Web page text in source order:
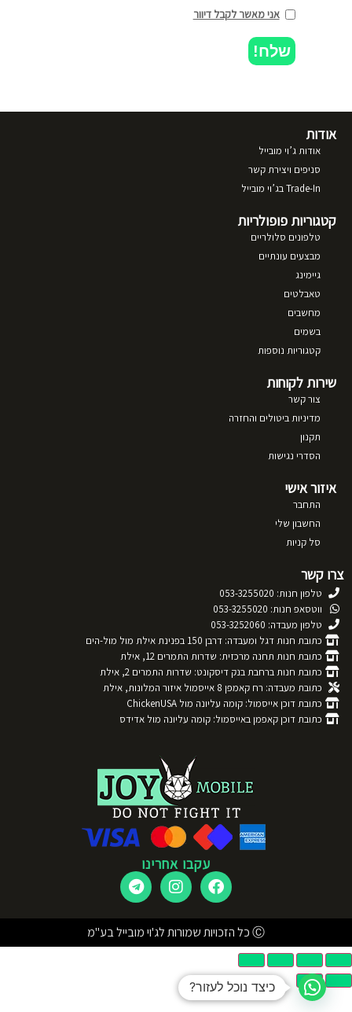
אני מאשר לקבל דיוור
שלח!
אודות
אודות ג’וי מובייל
סניפים ויצירת קשר
Trade-In בג’וי מובייל
קטגוריות פופולריות
טלפונים סלולריים
מבצעים עונתיים
גיימינג
טאבלטים
מחשבים
בשמים
קטגוריות נוספות
שירות לקוחות
צור קשר
מדיניות ביטולים והחזרה
תקנון
הסדרי נגישות
איזור אישי
התחבר
החשבון שלי
סל קניות
צרו קשר
טלפון חנות: 053-3255020
ווטסאפ חנות: 053-3255020
טלפון מעבדה: 053-3252060
כתובת חנות דגל ומעבדה: דרבן 150 בפנינת אילת מול מול-הים
כתובת חנות תחנה מרכזית: שדרות התמרים 12, אילת
כתובת חנות ברחבת בנק דיסקונט: שדרות התמרים 2, אילת
כתובת מעבדה: רח קאמפן 8 אייסמול איזור המלונות, אילת
כתובת דוכן אייסמול: קומה עליונה מול ChickenUSA
כתובת דוכן קאפמן באייסמול: קומה עליונה מול אדידס
עקבו אחרינו
Ⓒ כל הזכויות שמורות לג'וי מובייל בע"מ
כיצד נוכל לעזור?